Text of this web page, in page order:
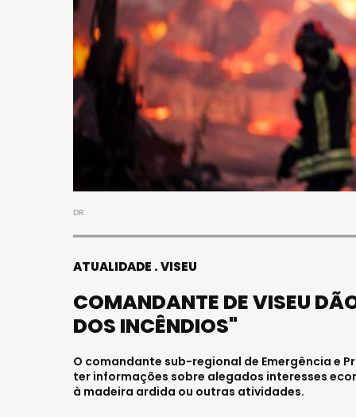
DR
ATUALIDADE VISEU
COMANDANTE DE VISEU
DOS INCÊNDIOS"
O comandante sub-regional de Emergência e
ter informações sobre alegados interesses
à madeira ardida ou outras atividades.
Julho